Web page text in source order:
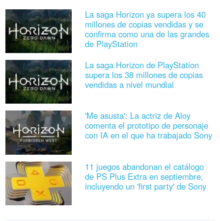
La saga Horizon ya supera los 40
millones de copias vendidas y se
confirma como una de las grandes
de PlayStation
La saga Horizon de PlayStation
supera los 38 millones de copias
vendidas a nivel mundial
'Me asusta': La actriz de Aloy
comenta el prototipo de personaje
con IA en el que ha trabajado Sony
11 juegos abandonan el catálogo
de PS Plus Extra en septiembre,
incluyendo un 'first party' de Sony